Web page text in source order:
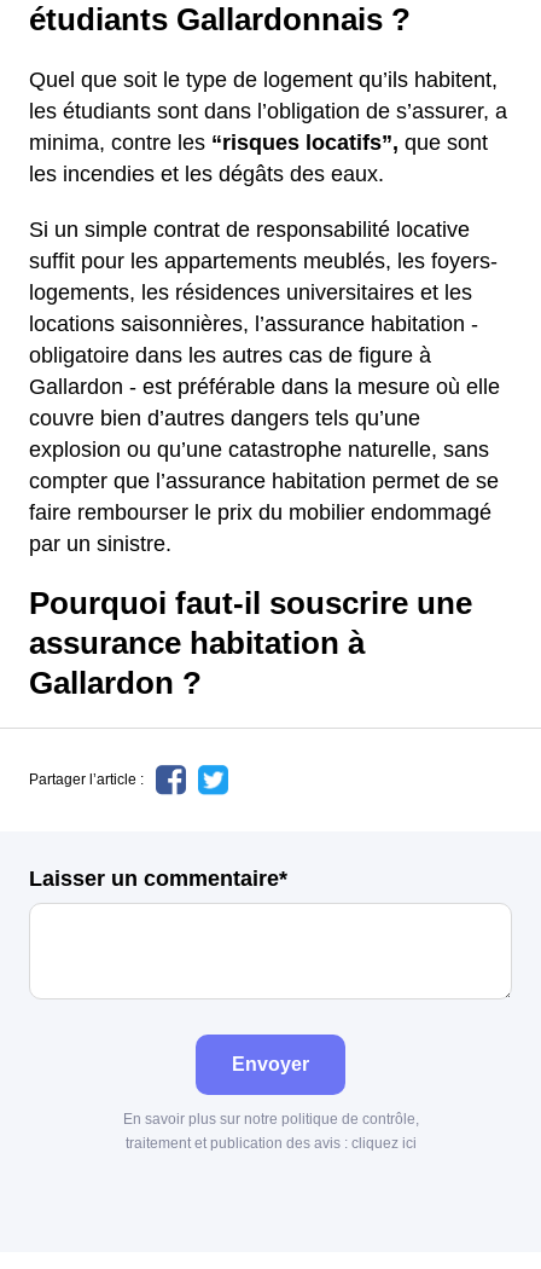
étudiants Gallardonnais ?
Quel que soit le type de logement qu’ils habitent,
les étudiants sont dans l’obligation de s’assurer, a
minima, contre les “risques locatifs”, que sont
les incendies et les dégâts des eaux.
Si un simple contrat de responsabilité locative
suffit pour les appartements meublés, les foyers-
logements, les résidences universitaires et les
locations saisonnières, l’assurance habitation -
obligatoire dans les autres cas de figure à
Gallardon - est préférable dans la mesure où elle
couvre bien d’autres dangers tels qu’une
explosion ou qu’une catastrophe naturelle, sans
compter que l’assurance habitation permet de se
faire rembourser le prix du mobilier endommagé
par un sinistre.
Pourquoi faut-il souscrire une
assurance habitation à
Gallardon ?
Partager l’article :
Laisser un commentaire*
Envoyer
En savoir plus sur notre politique de contrôle,
traitement et publication des avis : cliquez ici